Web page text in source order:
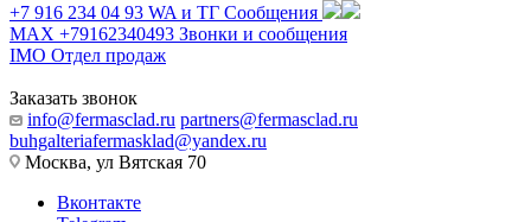
+7 916 234 04 93 WA и ТГ Сообщения
MAX +79162340493 Звонки и сообщения
IMO Отдел продаж
Заказать звонок
info@fermasclad.ru partners@fermasclad.ru
buhgalteriafermasklad@yandex.ru
Москва, ул Вятская 70
Вконтакте